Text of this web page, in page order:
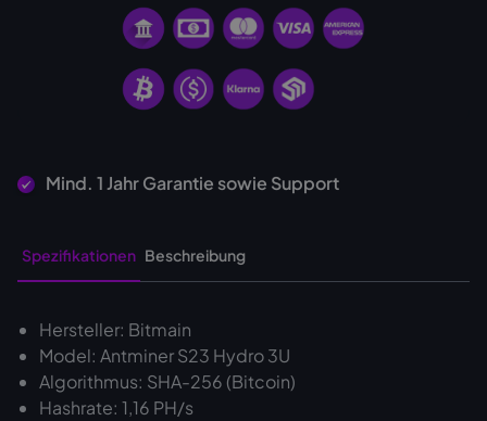
Mind. 1 Jahr Garantie sowie Support
Spezifikationen Beschreibung
Hersteller: Bitmain
Model: Antminer S23 Hydro 3U
Algorithmus: SHA-256 (Bitcoin)
Hashrate: 1,16 PH/s